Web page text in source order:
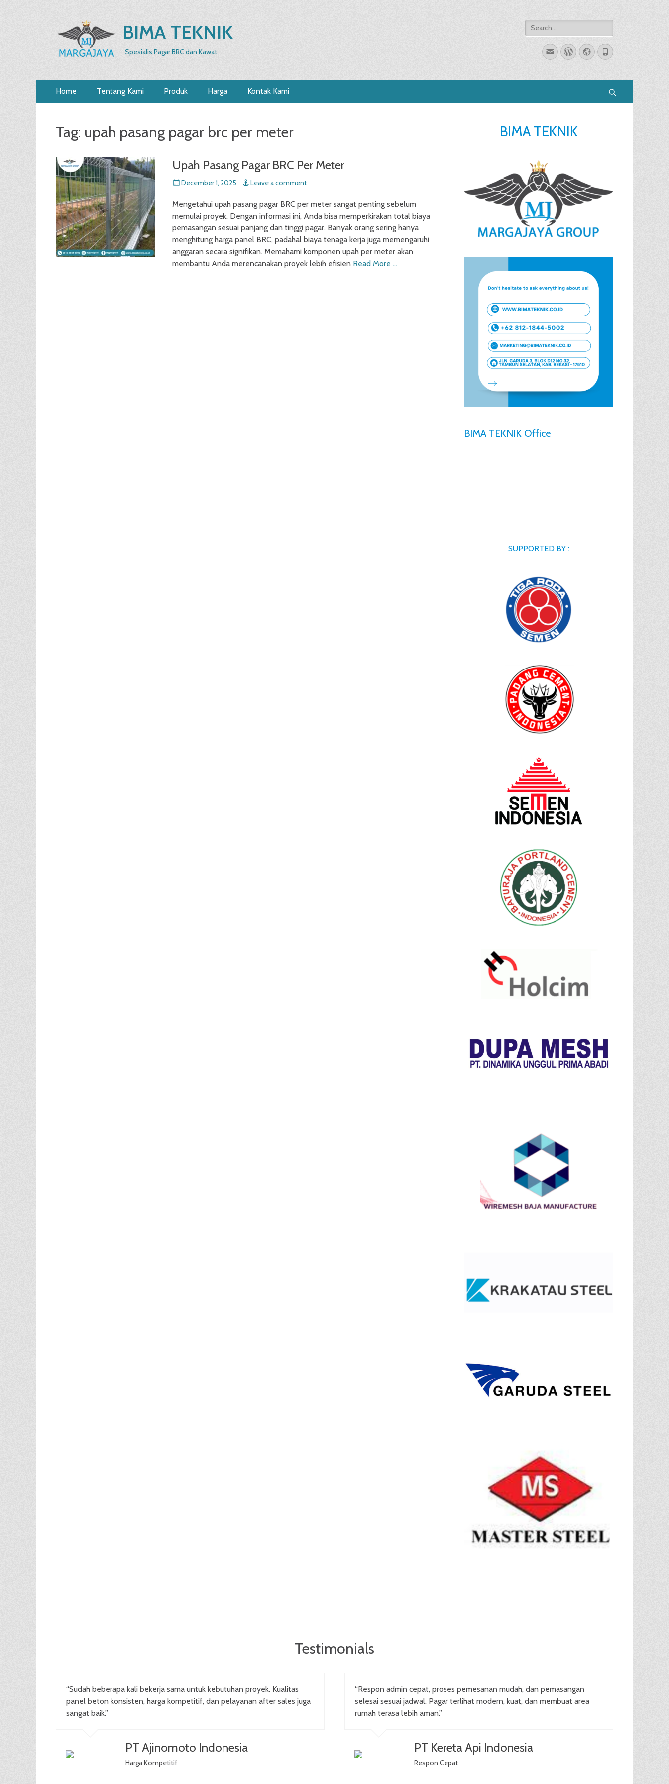
BIMA TEKNIK
Spesialis Pagar BRC dan Kawat
Search
for:
EmailWordPress
WebsitePhone
Primary
Menu
Home Tentang Kami Produk Harga Kontak Kami
Tag: upah pasang pagar brc per meter
Upah Pasang Pagar BRC Per Meter
Posted
December 1, 2025 Leave a comment
Mengetahui upah pasang pagar BRC per meter sangat penting sebelum
memulai proyek. Dengan informasi ini, Anda bisa memperkirakan total biaya
pemasangan sesuai panjang dan tinggi pagar. Banyak orang sering hanya
menghitung harga panel BRC, padahal biaya tenaga kerja juga memengaruhi
anggaran secara signifikan. Memahami komponen upah per meter akan
membantu Anda merencanakan proyek lebih efisien Read More …
BIMA TEKNIK
BIMA TEKNIK Office
SUPPORTED BY :
Testimonials
“Sudah beberapa kali bekerja sama untuk kebutuhan proyek. Kualitas
panel beton konsisten, harga kompetitif, dan pelayanan after sales juga
sangat baik.”
PT Ajinomoto Indonesia
Harga Kompetitif
“Respon admin cepat, proses pemesanan mudah, dan pemasangan
selesai sesuai jadwal. Pagar terlihat modern, kuat, dan membuat area
rumah terasa lebih aman.”
PT Kereta Api Indonesia
Respon Cepat